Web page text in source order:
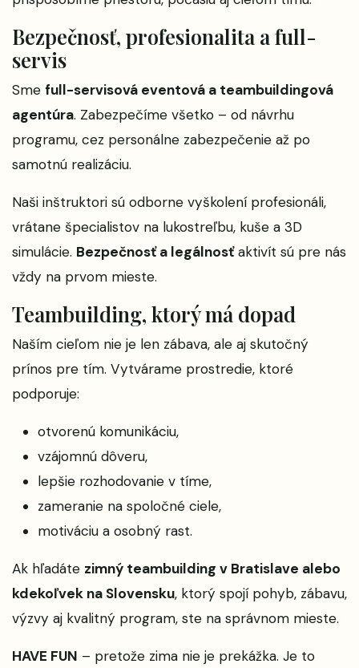
Bezpečnosť, profesionalita a full-
servis
Sme full-servisová eventová a teambuildingová
agentúra. Zabezpečíme všetko – od návrhu
programu, cez personálne zabezpečenie až po
samotnú realizáciu.
Naši inštruktori sú odborne vyškolení profesionáli,
vrátane špecialistov na lukostreľbu, kuše a 3D
simulácie. Bezpečnosť a legálnosťaktivít sú pre nás
vždy na prvom mieste.
Teambuilding, ktorý má dopad
Naším cieľom nie je len zábava, ale aj skutočný
prínos pre tím. Vytvárame prostredie, ktoré
podporuje:
otvorenú komunikáciu,
vzájomnú dôveru,
lepšie rozhodovanie v tíme,
zameranie na spoločné ciele,
motiváciu a osobný rast.
Ak hľadáte zimný teambuilding v Bratislave alebo
kdekoľvek na Slovensku, ktorý spojí pohyb, zábavu,
výzvy aj kvalitný program, ste na správnom mieste.
HAVE FUN – pretože zima nie je prekážka. Je to